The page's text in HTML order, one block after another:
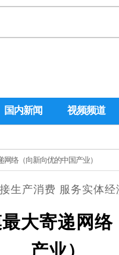
国内新闻 视频频道
络（向新向优的中国产业）
生产消费 服务实体经
大寄递网络
产业）